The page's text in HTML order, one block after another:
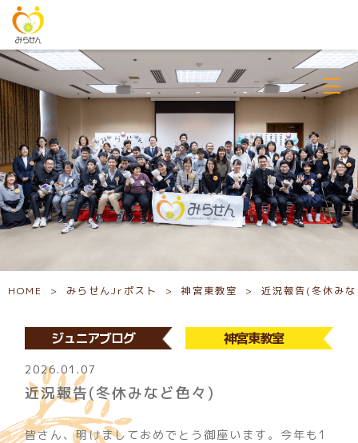
HOME > みらせんJrポスト > 神宮東教室 > 近況報告(冬休み
ジュニアブログ 神宮東教室
近況報告(冬休みなど色々)
2026.01.07
皆さん、明けましておめでとう御座います。今年も1